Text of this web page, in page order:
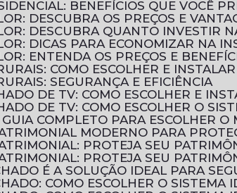
BENEFÍCIOS QUE VOCÊ
DESCUBRA OS PREÇOS E
DESCUBRA QUANTO INVESTIR
DICAS PARA ECONOMIZAR NA
ENTENDA OS PREÇOS E
COMO ESCOLHER E
SEGURANÇA E EFICIÊNCIA
DE TV: COMO ESCOLHER E
DE TV: COMO ESCOLHER O
GUIA COMPLETO PARA ESCOLHER
MODERNO PARA
PROTEJA SEU
PROTEJA SEU
É A SOLUÇÃO IDEAL PARA
COMO ESCOLHER O SISTEMA